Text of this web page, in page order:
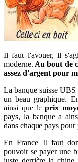
Il faut l'avouer, il
moderne. Au bout de
assez d'argent pour
La banque suisse UBS
un beau graphique.
ainsi que leprix
pays, la banque a
dans chaque pays
En France, il faut
pouvoir se payer une